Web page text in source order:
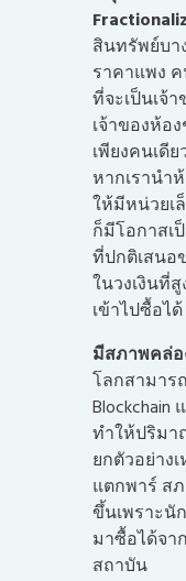
สินทรัพย์บา
ราคาแพง
ที่จะเป็นเจ้
เจ้าของห้อ
เพียงคนเดี
หากเรานำ
ให้มีหน่วยเ
ก็มีโอกาสเ
ที่ปกติเสนอ
ในวงเงินที่
เข้าไปซื้อได้
มีสภาพคล่
โลกสามาร
Blockchain
ทำให้ปริม
ยกตัวอย่าง
แตกพาร์ ส
ขึ้นเพราะนั
มาซื้อได้จา
สถาบัน